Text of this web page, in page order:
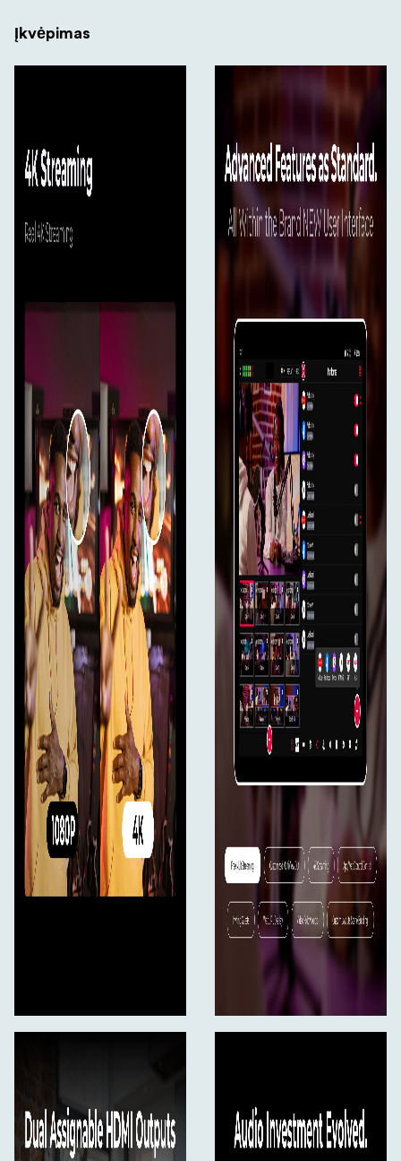
peržiūra) ir išvesti 4K formatu.
Didelis 11,2 colio jutiklinis ekranas:Didelis ekranas,
leidžia aiškiai matyti tiesioginius kanalus, kameros
valdyti.
Įmontuotas kodavimo įrenginys
: Siųskite tiesiogiai
į populiarias platformas, tokias kaip "YouTube",
"Facebook" ir "Twitch", naudodami Ethernet, Wi-Fi
arba 4G LTE be atskiro kompiuterio ar programinės
"Qualcomm 8 Gen2" procesorius: užtikrina greitą
ir greitą reagavimą, sklandų vaizdo įrašų perjungimą,
grafines perdangas ir stabilų transliavimą.
Vidinis įrašymas:
Išsaugokite filmuotą medžiagą,
kad galėtumėte ją įrašyti tiesiogiai į SD kortelę (iki
128 GB).
Garsiniai įėjimai: Yra mikrofono ir linijinio lygio
parinktys, todėl galima įrašyti kokybiškesnį garsą ir
tiksliau valdyti garsą.
**Visos išplėstinės funkcijos: **"YoloBox Extreme"
siūlo pažangias funkcijas, kurios pagerina tiesioginio
transliavimo ir vaizdo įrašų kūrimo galimybes. ISO
įrašymas fiksuoja visus vaizdo įėjimus ir programos
išvestį atskirai. Grafiniai perdengimai leidžia pridėti
logotipus, antraštes, atgalinį skaičiavimą ir dar
daugiau, o daugialypės terpės išdėstymas leidžia
lengvai pritaikyti transliacijas. Integruotos rezultatų
lentelės stebi žaidimo eigą, rodo komandų logotipus
ir atnaujina rezultatus realiuoju laiku. "MultiCam
Replay" sukuria svarbiausius klipus su iš anksto
nustatyta trukme ir efektais. Nuotoliniai svečiai gali
sklandžiai prisijungti per naršyklę, o PTZ valdiklis
nustato iki penkių kameros padėčių, kad būtų galima
dinamiškai keisti kampą. Papildomos funkcijos:
vaizdo įrašų apkarpymas, kad būtų galima pritaikyti
vaizdus, chromatinis raktas, kad būtų galima sukurti
pasirinktinį foną, ir "AutoSwitch", kad būtų galima
automatizuotai perjungti kameras, todėl gamyba
tampa nesudėtinga ir profesionali.
Dėl intuityvios jutiklinio ekrano sąsajos ir "viskas
viename" dizaino "Yolobox Extreme" tiesioginę
Įkvėpimas